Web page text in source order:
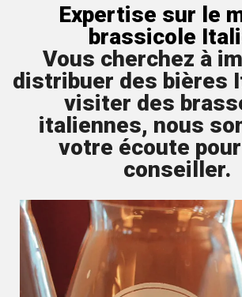
Expertise sur le
brassicole
Vous cherchez à
distribuer des bières
visiter des
italiennes, nous
votre écoute
conseiller.